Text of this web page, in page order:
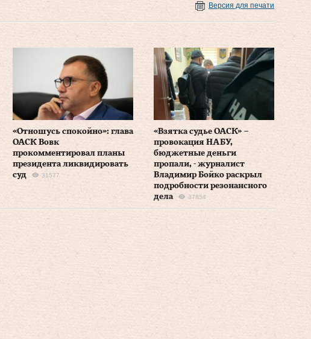
Версия для печати
«Отношусь спокойно»: глава
ОАСК Вовк
прокомментировал планы
президента ликвидировать
суд
31577
«Взятка судье ОАСК» –
провокация НАБУ,
бюджетные деньги
пропали, - журналист
Владимир Бойко раскрыл
подробности резонансного
дела
37854